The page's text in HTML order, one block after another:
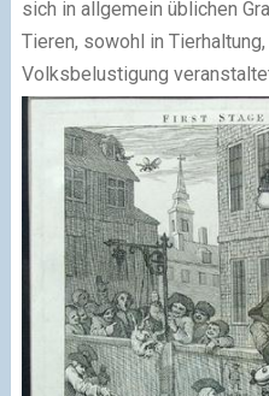
sich in allgemein üblichen
Tieren, sowohl in
Volksbelustigung